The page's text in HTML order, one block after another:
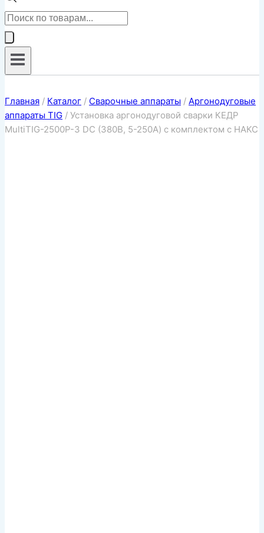
Поиск
товаров
Главная / Каталог / Сварочные аппараты / Аргонодуговые
аппараты TIG / Установка аргонодуговой сварки КЕДР
MultiTIG-2500P-3 DC (380В, 5-250А) с комплектом с НАКС